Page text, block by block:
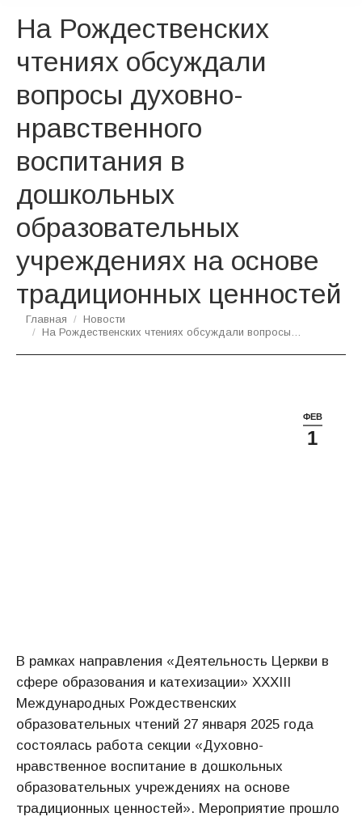
На Рождественских
чтениях обсуждали
вопросы духовно-
нравственного
воспитания в
дошкольных
образовательных
учреждениях на основе
традиционных ценностей
Вы здесь:
Главная
Новости
На Рождественских чтениях обсуждали вопросы…
ФЕВ
1
В рамках направления «Деятельность Церкви в
сфере образования и катехизации» XXXIII
Международных Рождественских
образовательных чтений 27 января 2025 года
состоялась работа секции «Духовно-
нравственное воспитание в дошкольных
образовательных учреждениях на основе
традиционных ценностей». Мероприятие прошло